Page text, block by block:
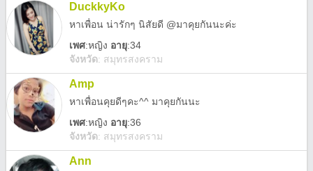
DuckkyKo
หาเพื่อน น่ารักๆ นิสัยดี @มาคุยกันนะค่ะ
เพศ:หญิง อายุ:34
จังหวัด: สมุทรสงคราม
Amp
หาเพื่อนคุยดีๆคะ^^ มาคุยกันนะ
เพศ:หญิง อายุ:36
จังหวัด: สมุทรสงคราม
Ann